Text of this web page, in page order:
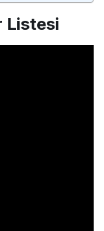
Listesi